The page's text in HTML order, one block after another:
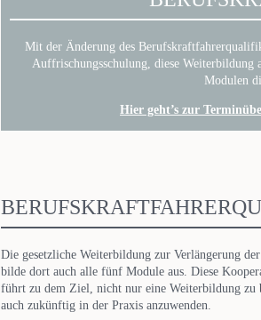
Mit der Änderung des
Auffrischungsschulung, diese Weiterbildung
Modulen
Hier geht’s zur
Die gesetzliche Weiterbildung zur Verlängerung
bilde dort auch alle fünf Module aus. Diese
führt zu dem Ziel, nicht nur eine Weiterbildung zu
auch zukünftig in der Praxis anzuwenden.